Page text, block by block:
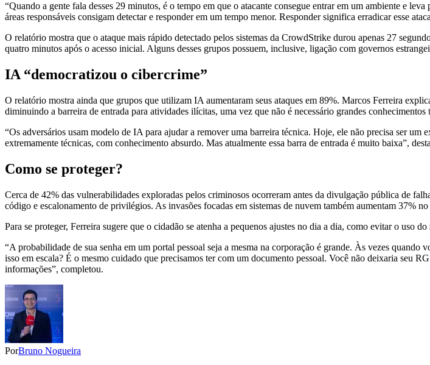
“Quando a gente fala desses 29 minutos, é o tempo em que o atacante consegue entrar em um ambiente e
áreas responsáveis consigam detectar e responder em um tempo menor. Responder significa erradicar esse
O relatório mostra que o ataque mais rápido detectado pelos sistemas da CrowdStrike durou apenas 27
quatro minutos após o acesso inicial. Alguns desses grupos possuem, inclusive, ligação com governos
IA “democratizou o cibercrime”
O relatório mostra ainda que grupos que utilizam IA aumentaram seus ataques em 89%. Marcos Ferreira
diminuindo a barreira de entrada para atividades ilícitas, uma vez que não é necessário grandes conhecimentos
“Os adversários usam modelo de IA para ajudar a remover uma barreira técnica. Hoje, ele não precisa ser
extremamente técnicas, com conhecimento absurdo. Mas atualmente essa barra de entrada é muito baixa”,
Como se proteger?
Cerca de 42% das vulnerabilidades exploradas pelos criminosos ocorreram antes da divulgação pública de
código e escalonamento de privilégios. As invasões focadas em sistemas de nuvem também aumentam 37% no
Para se proteger, Ferreira sugere que o cidadão se atenha a pequenos ajustes no dia a dia, como evitar o uso
“A probabilidade de sua senha em um portal pessoal seja a mesma na corporação é grande. Às vezes
isso em escala? É o mesmo cuidado que precisamos ter com um documento pessoal. Você não deixaria seu
informações”, completou.
PorBruno Nogueira